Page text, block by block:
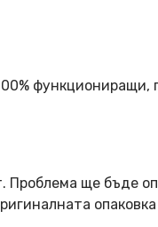
функциониращи,
ще бъде